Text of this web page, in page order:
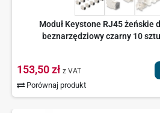
Moduł Keystone RJ45 żeńskie
beznarzędziowy czarny 10
153,50 zł z VAT
Porównaj produkt